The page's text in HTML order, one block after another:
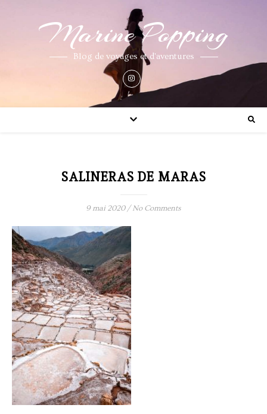
Marine Popping
Blog de voyages et d'aventures
SALINERAS DE MARAS
9 mai 2020 / No Comments